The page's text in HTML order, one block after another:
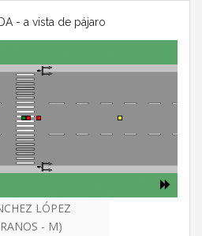
- a vista de pájaro
LÓPEZ
- M)